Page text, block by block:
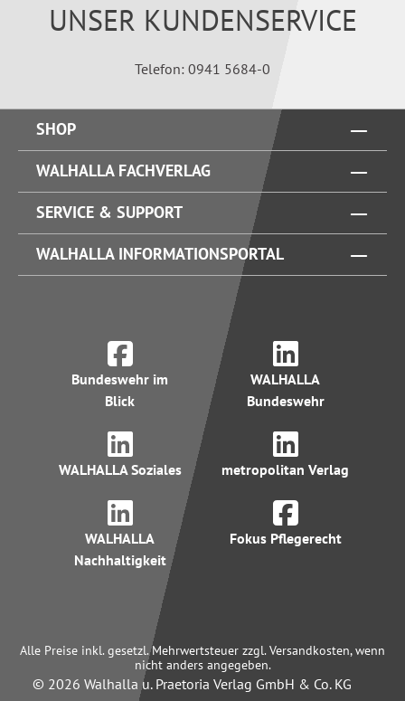
UNSER KUNDENSERVICE
Telefon: 0941 5684-0
SHOP
WALHALLA FACHVERLAG
SERVICE & SUPPORT
WALHALLA INFORMATIONSPORTAL
Bundeswehr im
Blick
WALHALLA
Bundeswehr
WALHALLA Soziales metropolitan Verlag
WALHALLA
Nachhaltigkeit
Fokus Pflegerecht
Alle Preise inkl. gesetzl. Mehrwertsteuer zzgl. Versandkosten, wenn
nicht anders angegeben.
© 2026 Walhalla u. Praetoria Verlag GmbH & Co. KG